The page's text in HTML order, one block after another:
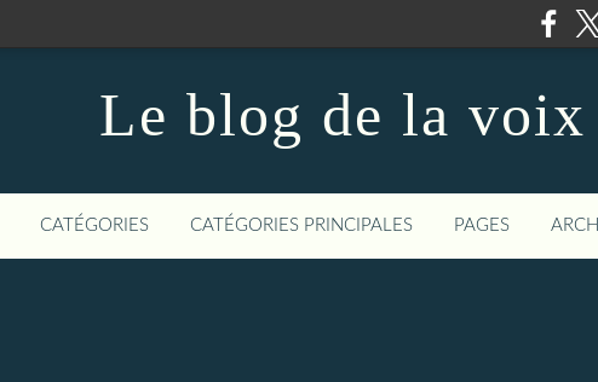
Le blog de la voix
CATÉGORIES CATÉGORIES PRINCIPALES PAGES